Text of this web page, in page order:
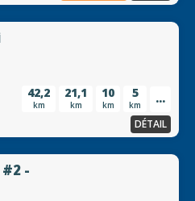
42,2
km
21,1
km
10
km
5
km ...
DÉTAIL
-